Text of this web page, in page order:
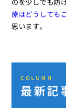
療はどうしても
思います。
COLUMN
最新記